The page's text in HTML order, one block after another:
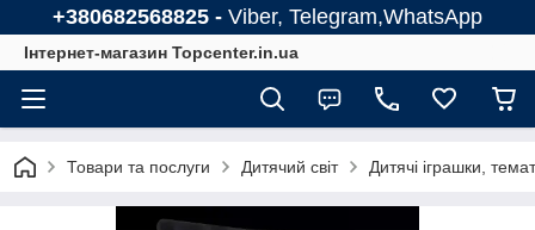
+380682568825 - Viber, Telegram,WhatsApp
Інтернет-магазин Topcenter.in.ua
Товари та послуги Дитячий світ Дитячі іграшки,